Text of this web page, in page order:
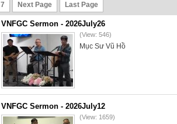
7 Next Page Last Page
VNFGC Sermon - 2026July26
(View: 546)
Mục Sư Vũ Hồ
VNFGC Sermon - 2026July12
(View: 1659)